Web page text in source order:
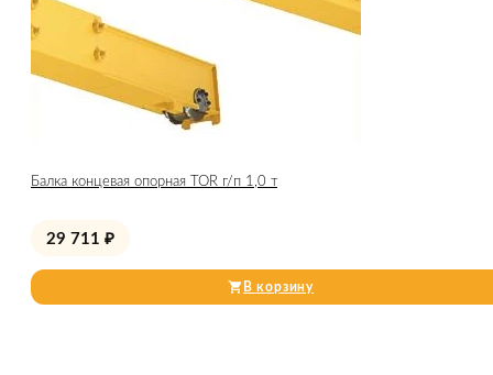
Балка концевая опорная TOR г/п 1,0 т
29 711 ₽
В корзину